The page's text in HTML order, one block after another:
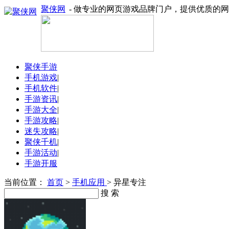
聚侠网 - 做专业的网页游戏品牌门户，提供优质的
聚侠手游
手机游戏|
手机软件|
手游资讯|
手游大全|
手游攻略|
迷失攻略|
聚侠千机|
手游活动|
手游开服
当前位置： 首页 > 手机应用 > 异星专注
搜 索